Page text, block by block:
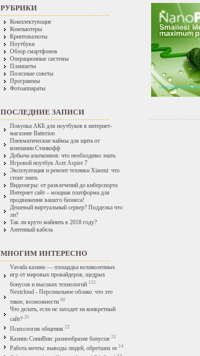
РУБРИКИ
Комплектующие
Компьютеры
Криптовалюты
Ноутбуки
Обзор смартфонов
Операционные системы
Планшеты
Полезные советы
Программы
Фотоаппараты
ПОСЛЕДНИЕ ЗАПИСИ
Покупка АКБ для ноутбуков в интернет-
магазине Batterion
Пневматические ваймы для щита от
компании Станкофф
Добыча альткоинов: что необходимо знать
Игровой ноутбук Acer Aspire 7
Эксплуатация и ремонт техники Xiaomi: что
стоит знать
Видеоигры: от развлечений до киберспорта
Интернет сайт – мощная платформа для
продвижения вашего бизнеса!
Дешевый виртуальный сервер? Подделка что
ли?
Так ли круто майнить в 2018 году?
Антенный кабель
МНОГИМ ИНТЕРЕСНО
Vavada казино — площадка великолепных
игр от мировых провайдеров, щедрых
бонусов и высоких технологий 152
Nextcloud - Персональное облако: что это
такое, возможности 60
Что делать, если не заходит на конкретный
сайт? 25
Психология общения 22
Казино СпинВин: разнообразие бонусов 21
Работа мечты: выводы людей, обретших ее 14